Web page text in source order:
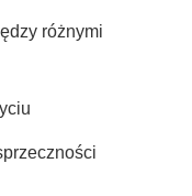
różnymi